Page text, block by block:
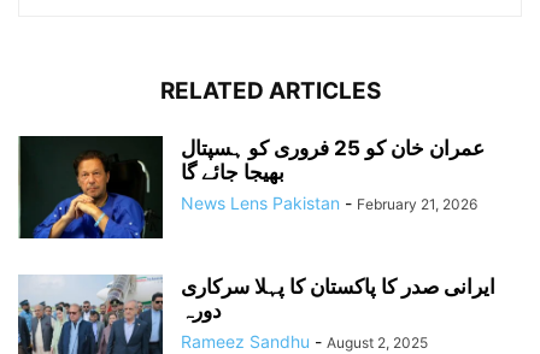
RELATED ARTICLES
عمران خان کو 25 فروری کو ہسپتال
بھیجا جائے گا
News Lens Pakistan - February 21, 2026
ایرانی صدر کا پاکستان کا پہلا سرکاری
دورہ
Rameez Sandhu - August 2, 2025